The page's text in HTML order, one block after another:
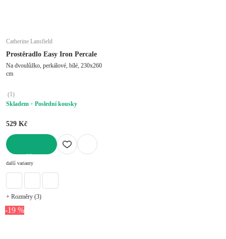
Catherine Lansfield
Prostěradlo Easy Iron Percale
Na dvoulůžko, perkálové, bílé, 230x260
cm
(1)
Skladem
Poslední kousky
529 Kč
další varianty
+ Rozměry (3)
-19 %